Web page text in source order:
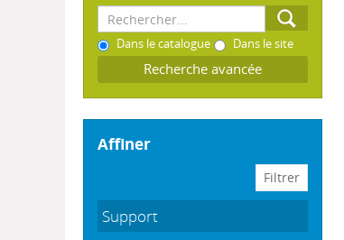
Dans le catalogue Dans le site
Recherche avancée
affiner
Support